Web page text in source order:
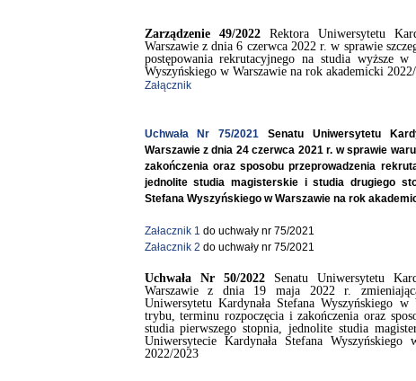
Zarządzenie 49/2022Rektora Uniwersytetu
Warszawie z dnia 6 czerwca 2022 r. w sprawie
postępowania rekrutacyjnego na studia wyższe w
Wyszyńskiego w Warszawie na rok akademicki
Załącznik
Uchwała Nr 75/2021 Senatu Uniwersytetu
Warszawie z dnia 24 czerwca 2021 r. w sprawie
zakończenia oraz sposobu przeprowadzenia
jednolite studia magisterskie i studia drugiego
Stefana Wyszyńskiego w Warszawie na rok
Załacznik 1 do uchwały nr 75/2021
Załacznik 2 do uchwały nr 75/2021
Uchwała Nr 50/2022Senatu Uniwersytetu
Warszawie z dnia 19 maja 2022 r.
Uniwersytetu Kardynała Stefana Wyszyńskiego
trybu, terminu rozpoczęcia i zakończenia oraz
studia pierwszego stopnia, jednolite studia
Uniwersytecie Kardynała Stefana
2022/2023